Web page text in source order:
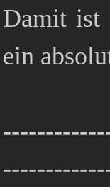
Damit ist
ein